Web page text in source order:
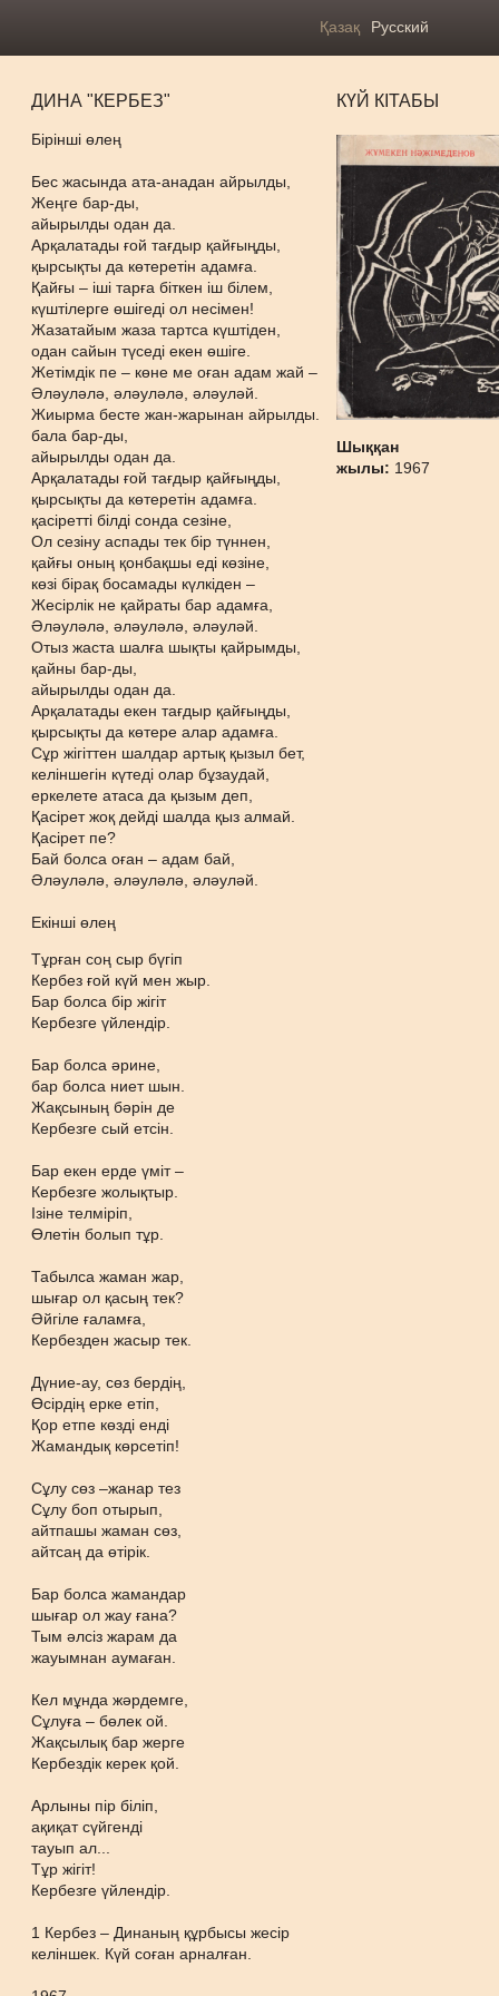
Қазақ Русский
ДИНА "КЕРБЕЗ"
Бірінші өлең
Бес жасында ата-анадан айрылды,
Жеңге бар-ды,
айырылды одан да.
Арқалатады ғой тағдыр қайғыңды,
қырсықты да көтеретін адамға.
Қайғы – іші тарға біткен іш білем,
күштілерге өшігеді ол несімен!
Жазатайым жаза тартса күштіден,
одан сайын түседі екен өшіге.
Жетімдік пе – көне ме оған адам жай –
Әләуләлә, әләуләлә, әләуләй.
Жиырма бесте жан-жарынан айрылды.
бала бар-ды,
айырылды одан да.
Арқалатады ғой тағдыр қайғыңды,
қырсықты да көтеретін адамға.
қасіретті білді сонда сезіне,
Ол сезіну аспады тек бір түннен,
қайғы оның қонбақшы еді көзіне,
көзі бірақ босамады күлкіден –
Жесірлік не қайраты бар адамға,
Әләуләлә, әләуләлә, әләуләй.
Отыз жаста шалға шықты қайрымды,
қайны бар-ды,
айырылды одан да.
Арқалатады екен тағдыр қайғыңды,
қырсықты да көтере алар адамға.
Сұр жігіттен шалдар артық қызыл бет,
келіншегін күтеді олар бұзаудай,
еркелете атаса да қызым деп,
Қасірет жоқ дейді шалда қыз алмай.
Қасірет пе?
Бай болса оған – адам бай,
Әләуләлә, әләуләлә, әләуләй.
Екінші өлең
Тұрған соң сыр бүгіп
Кербез ғой күй мен жыр.
Бар болса бір жігіт
Кербезге үйлендір.
Бар болса әрине,
бар болса ниет шын.
Жақсының бәрін де
Кербезге сый етсін.
Бар екен ерде үміт –
Кербезге жолықтыр.
Ізіне телміріп,
Өлетін болып тұр.
Табылса жаман жар,
шығар ол қасың тек?
Әйгіле ғаламға,
Кербезден жасыр тек.
Дүние-ау, сөз бердің,
Өсірдің ерке етіп,
Қор етпе көзді енді
Жамандық көрсетіп!
Сұлу сөз –жанар тез
Сұлу боп отырып,
айтпашы жаман сөз,
айтсаң да өтірік.
Бар болса жамандар
шығар ол жау ғана?
Тым әлсіз жарам да
жауымнан аумаған.
Кел мұнда жәрдемге,
Сұлуға – бөлек ой.
Жақсылық бар жерге
Кербездік керек қой.
Арлыны пір біліп,
ақиқат сүйгенді
тауып ал...
Тұр жігіт!
Кербезге үйлендір.
1 Кербез – Динаның құрбысы жесір
келіншек. Күй соған арналған.
КҮЙ КІТАБЫ
Шыққан
жылы: 1967